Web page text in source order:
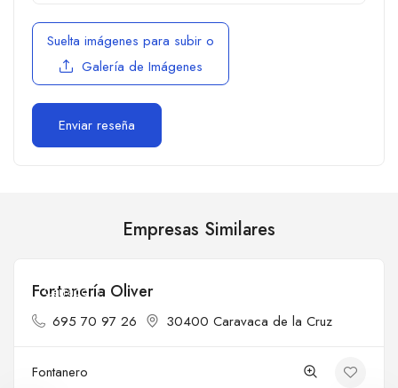
Suelta imágenes para subir o
Galería de Imágenes
Empresas Similares
Cerrado
Fontanería Oliver
695 70 97 26 30400 Caravaca de la Cruz
Fontanero